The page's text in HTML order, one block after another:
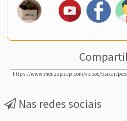
Nas redes sociais